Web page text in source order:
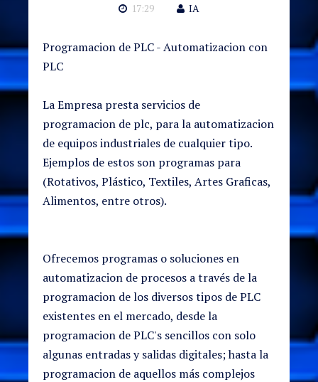
17:29 IA
Programacion de PLC - Automatizacion con
PLC
La Empresa presta servicios de
programacion de plc, para la automatizacion
de equipos industriales de cualquier tipo.
Ejemplos de estos son programas para
(Rotativos, Plástico, Textiles, Artes Graficas,
Alimentos, entre otros).
Ofrecemos programas o soluciones en
automatizacion de procesos a través de la
programacion de los diversos tipos de PLC
existentes en el mercado, desde la
programacion de PLC's sencillos con solo
algunas entradas y salidas digitales; hasta la
programacion de aquellos más complejos